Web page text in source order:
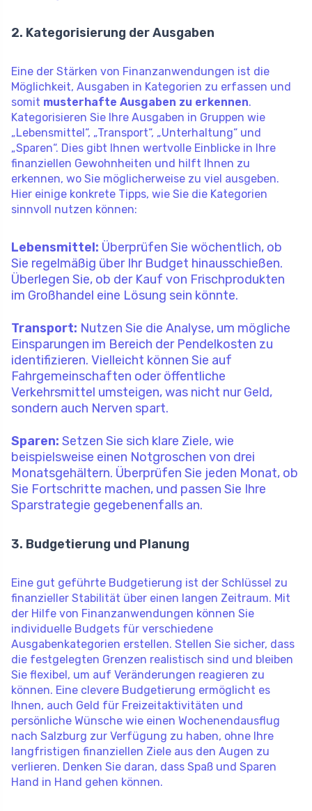
2. Kategorisierung der Ausgaben
Eine der Stärken von Finanzanwendungen ist die
Möglichkeit, Ausgaben in Kategorien zu erfassen und
somit musterhafte Ausgaben zu erkennen.
Kategorisieren Sie Ihre Ausgaben in Gruppen wie
„Lebensmittel“, „Transport“, „Unterhaltung“ und
„Sparen“. Dies gibt Ihnen wertvolle Einblicke in Ihre
finanziellen Gewohnheiten und hilft Ihnen zu
erkennen, wo Sie möglicherweise zu viel ausgeben.
Hier einige konkrete Tipps, wie Sie die Kategorien
sinnvoll nutzen können:
Lebensmittel: Überprüfen Sie wöchentlich, ob
Sie regelmäßig über Ihr Budget hinausschießen.
Überlegen Sie, ob der Kauf von Frischprodukten
im Großhandel eine Lösung sein könnte.
Transport: Nutzen Sie die Analyse, um mögliche
Einsparungen im Bereich der Pendelkosten zu
identifizieren. Vielleicht können Sie auf
Fahrgemeinschaften oder öffentliche
Verkehrsmittel umsteigen, was nicht nur Geld,
sondern auch Nerven spart.
Sparen: Setzen Sie sich klare Ziele, wie
beispielsweise einen Notgroschen von drei
Monatsgehältern. Überprüfen Sie jeden Monat, ob
Sie Fortschritte machen, und passen Sie Ihre
Sparstrategie gegebenenfalls an.
3. Budgetierung und Planung
Eine gut geführte Budgetierung ist der Schlüssel zu
finanzieller Stabilität über einen langen Zeitraum. Mit
der Hilfe von Finanzanwendungen können Sie
individuelle Budgets für verschiedene
Ausgabenkategorien erstellen. Stellen Sie sicher, dass
die festgelegten Grenzen realistisch sind und bleiben
Sie flexibel, um auf Veränderungen reagieren zu
können. Eine clevere Budgetierung ermöglicht es
Ihnen, auch Geld für Freizeitaktivitäten und
persönliche Wünsche wie einen Wochenendausflug
nach Salzburg zur Verfügung zu haben, ohne Ihre
langfristigen finanziellen Ziele aus den Augen zu
verlieren. Denken Sie daran, dass Spaß und Sparen
Hand in Hand gehen können.